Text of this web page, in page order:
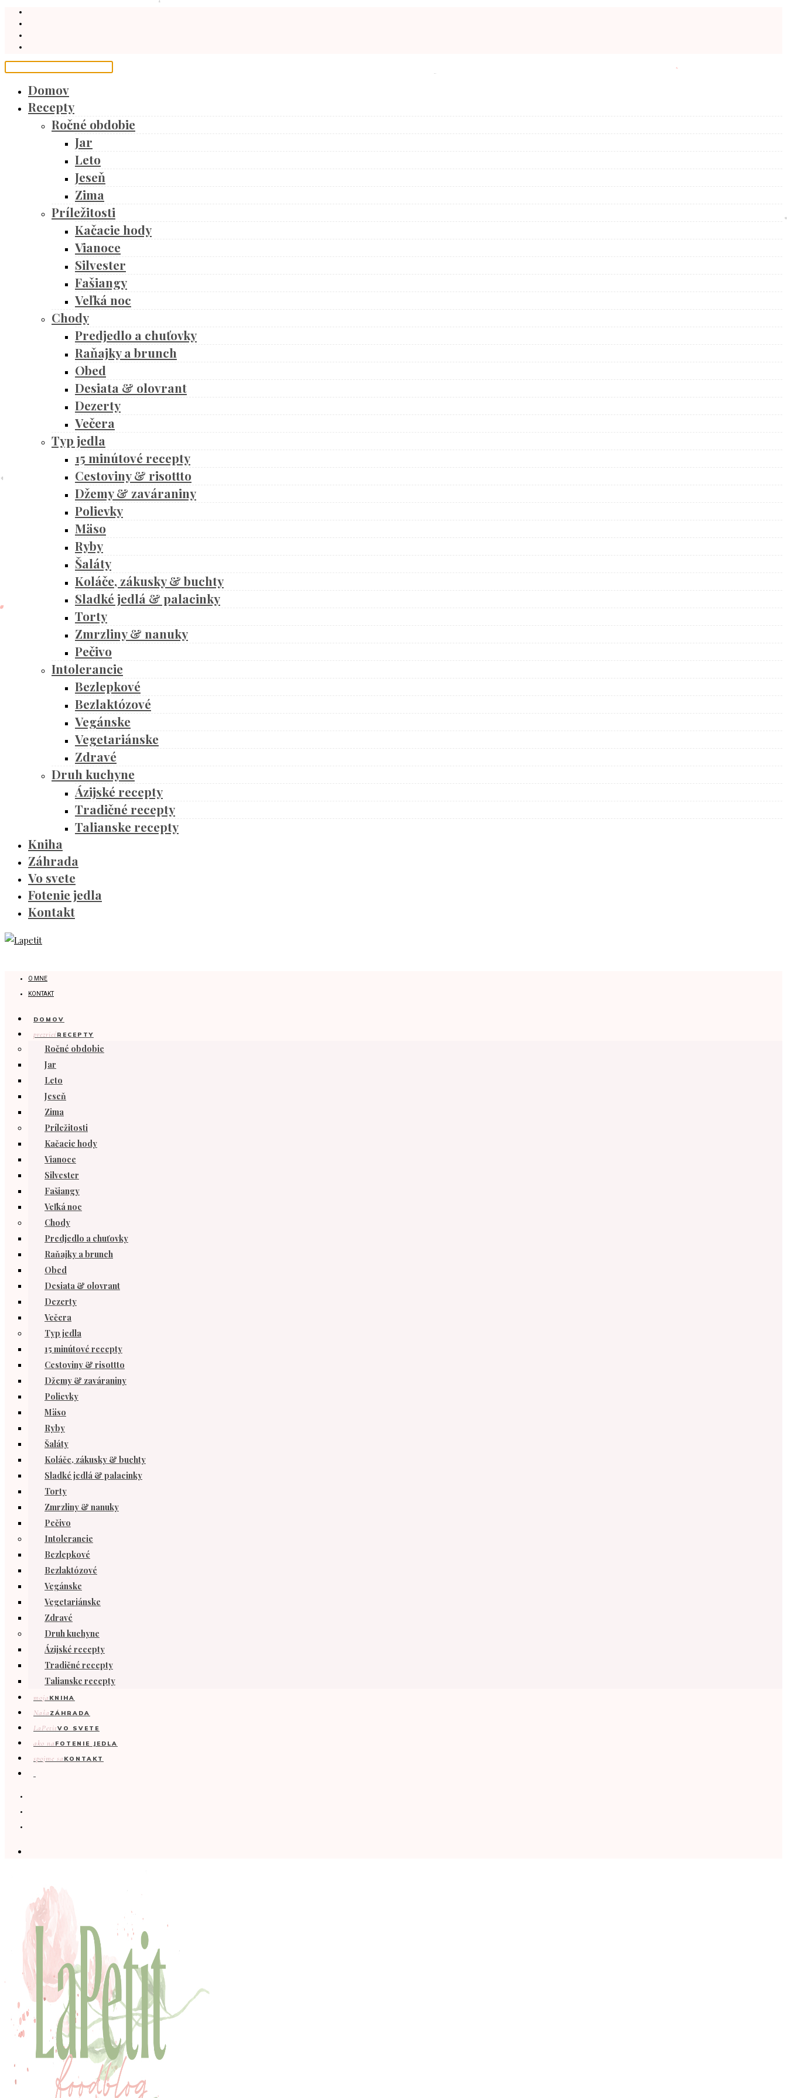
Domov
Recepty
Ročné obdobie
Jar
Leto
Jeseň
Zima
Príležitosti
Kačacie hody
Vianoce
Silvester
Fašiangy
Veľká noc
Chody
Predjedlo a chuťovky
Raňajky a brunch
Obed
Desiata & olovrant
Dezerty
Večera
Typ jedla
15 minútové recepty
Cestoviny & risottto
Džemy & zaváraniny
Polievky
Mäso
Ryby
Šaláty
Koláče, zákusky & buchty
Sladké jedlá & palacinky
Torty
Zmrzliny & nanuky
Pečivo
Intolerancie
Bezlepkové
Bezlaktózové
Vegánske
Vegetariánske
Zdravé
Druh kuchyne
Ázijské recepty
Tradičné recepty
Talianske recepty
Kniha
Záhrada
Vo svete
Fotenie jedla
Kontakt
O MNE
KONTAKT
DOMOV
prezrieťRECEPTY
Ročné obdobie
Jar
Leto
Jeseň
Zima
Príležitosti
Kačacie hody
Vianoce
Silvester
Fašiangy
Veľká noc
Chody
Predjedlo a chuťovky
Raňajky a brunch
Obed
Desiata & olovrant
Dezerty
Večera
Typ jedla
15 minútové recepty
Cestoviny & risottto
Džemy & zaváraniny
Polievky
Mäso
Ryby
Šaláty
Koláče, zákusky & buchty
Sladké jedlá & palacinky
Torty
Zmrzliny & nanuky
Pečivo
Intolerancie
Bezlepkové
Bezlaktózové
Vegánske
Vegetariánske
Zdravé
Druh kuchyne
Ázijské recepty
Tradičné recepty
Talianske recepty
moja KNIHA
Naša ZÁHRADA
LaPetitVO SVETE
ako na FOTENIE JEDLA
spojme sa KONTAKT